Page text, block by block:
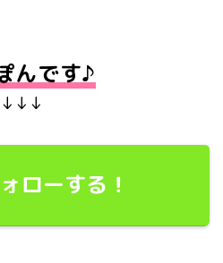
んです♪
↓↓↓
ローする！